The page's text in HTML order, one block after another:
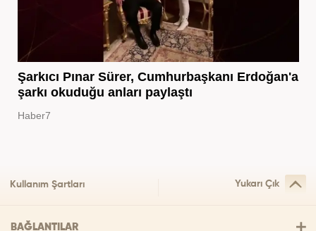
Şarkıcı Pınar Sürer, Cumhurbaşkanı Erdoğan'a
şarkı okuduğu anları paylaştı
Haber7
Kullanım Şartları Yukarı Çık
BAĞLANTILAR